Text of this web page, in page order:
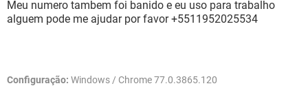
INSTAGRAM GMAIL
GUIA DE COMPRAS
OUTLOOK EXCEL
Meu numero tambem foi banido e eu uso para trabalho
alguem pode me ajudar por favor +5511952025534
Configuração: Windows / Chrome 77.0.3865.120